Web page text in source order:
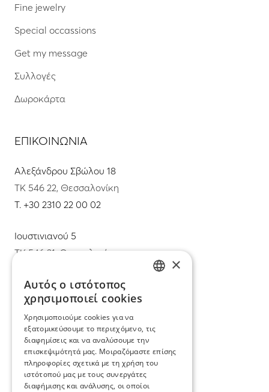
Fine jewelry
Special occassions
Get my message
Συλλογές
Δωροκάρτα
ΕΠΙΚΟΙΝΩΝΙΑ
Αλεξάνδρου Σβώλου 18
ΤΚ 546 22, Θεσσαλονίκη
T. +30 2310 22 00 02
Ιουστινιανού 5
ΤΚ 546 31, Θεσσαλονίκη
info@mimadastimargarita.gr
ΕΞΥΠΗΡΕΤΗΣΗ ΠΕΛΑΤΩΝ
Φροντίδα και επισκευή κοσμημάτων
Όροι χρήσης
×
Αυτός ο ιστότοπος
χρησιμοποιεί cookies
Χρησιμοποιούμε cookies για να
εξατομικεύσουμε το περιεχόμενο, τις
διαφημίσεις και να αναλύσουμε την
επισκεψιμότητά μας. Μοιραζόμαστε επίσης
πληροφορίες σχετικά με τη χρήση του
ιστότοπού μας με τους συνεργάτες
διαφήμισης και ανάλυσης, οι οποίοι